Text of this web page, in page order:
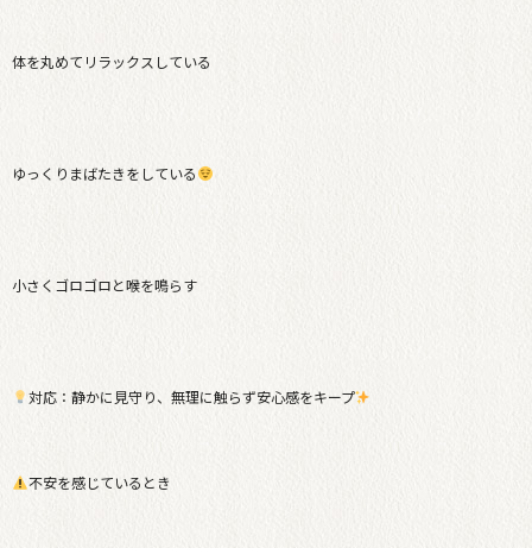
体を丸めてリラックスしている
ゆっくりまばたきをしている
小さくゴロゴロと喉を鳴らす
対応：静かに見守り、無理に触らず安心感をキープ
不安を感じているとき